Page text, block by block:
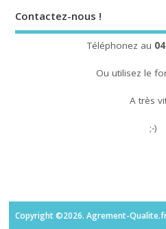
Contactez-nous !
Téléphonez au
Ou utilisez le
A très
;-)
Copyright ©2026. Agrement-